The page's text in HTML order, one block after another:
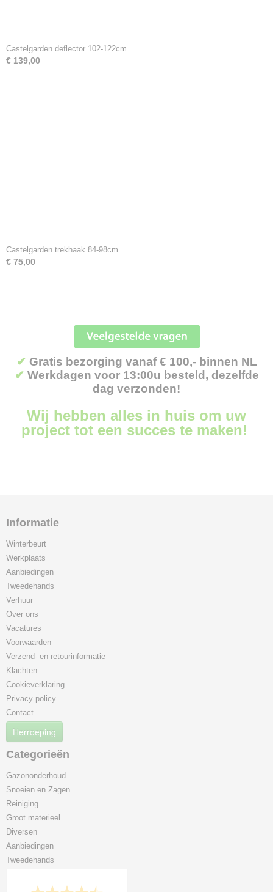
Castelgarden deflector 102-122cm
€ 139,00
Castelgarden trekhaak 84-98cm
€ 75,00
✔ Gratis bezorging vanaf € 100,- binnen NL
✔ Werkdagen voor 13:00u besteld, dezelfde
dag verzonden!
Wij hebben alles in huis om uw
project tot een succes te maken!
Informatie
Winterbeurt
Werkplaats
Aanbiedingen
Tweedehands
Verhuur
Over ons
Vacatures
Voorwaarden
Verzend- en retourinformatie
Klachten
Cookieverklaring
Privacy policy
Contact
Herroeping
Categorieën
Gazononderhoud
Snoeien en Zagen
Reiniging
Groot materieel
Diversen
Aanbiedingen
Tweedehands